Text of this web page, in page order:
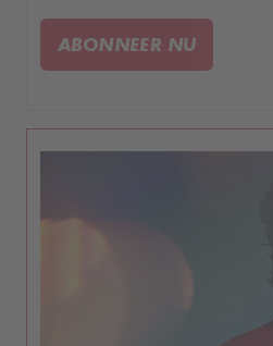
ABONNEER NU